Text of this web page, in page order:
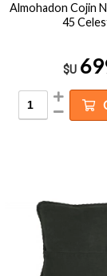
Almohadon Cojin
45
$U